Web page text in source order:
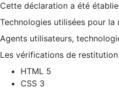
Cette déclaration a été
Technologies utilisées pour
Agents utilisateurs,
Les vérifications de
HTML 5
CSS 3